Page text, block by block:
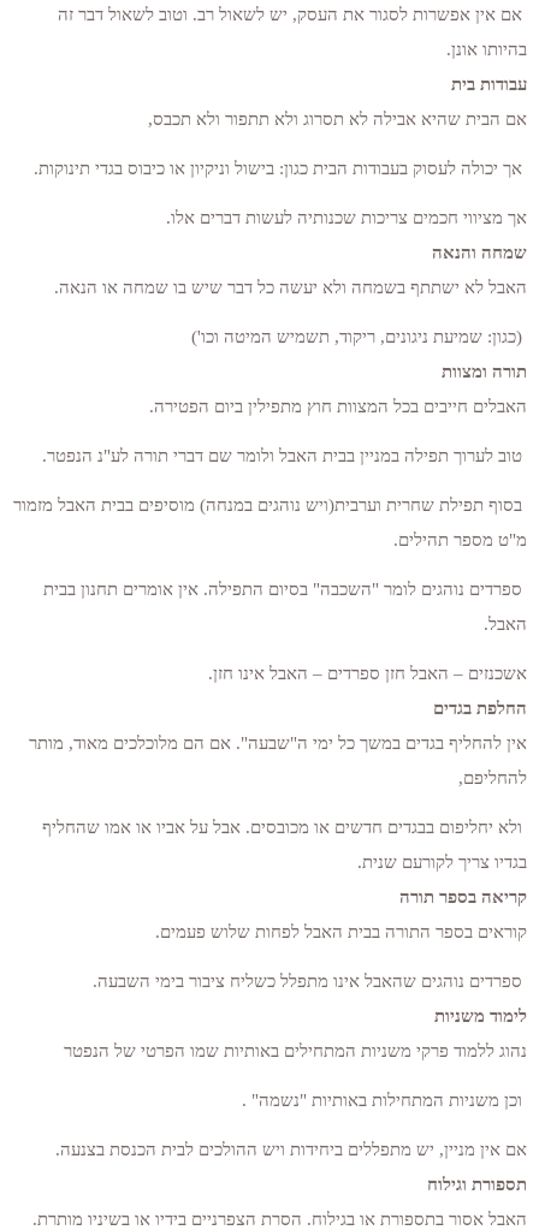
אם אין אפשרות לסגור את העסק, יש לשאול רב. וטוב לשאול דבר זה
בהיותו אונן.
עבודות בית
אם הבית שהיא אבילה לא תסרוג ולא תתפור ולא תכבס,
אך יכולה לעסוק בעבודות הבית כגון: בישול וניקיון או כיבוס בגדי תינוקות.
אך מציווי חכמים צריכות שכנותיה לעשות דברים אלו.
שמחה והנאה
האבל לא ישתתף בשמחה ולא יעשה כל דבר שיש בו שמחה או הנאה.
(כגון: שמיעת ניגונים, ריקוד, תשמיש המיטה וכו')
תורה ומצוות
האבלים חייבים בכל המצוות חוץ מתפילין ביום הפטירה.
טוב לערוך תפילה במניין בבית האבל ולומר שם דברי תורה לע"נ הנפטר.
בסוף תפילת שחרית וערבית(ויש נוהגים במנחה) מוסיפים בבית האבל מזמור
מ"ט מספר תהילים.
ספרדים נוהגים לומר "השכבה" בסיום התפילה. אין אומרים תחנון בבית
האבל.
אשכנזים – האבל חזן ספרדים – האבל אינו חזן.
החלפת בגדים
אין להחליף בגדים במשך כל ימי ה"שבעה". אם הם מלוכלכים מאוד, מותר
להחליפם,
ולא יחליפום בבגדים חדשים או מכובסים. אבל על אביו או אמו שהחליף
בגדיו צריך לקורעם שנית.
קריאה בספר תורה
קוראים בספר התורה בבית האבל לפחות שלוש פעמים.
ספרדים נוהגים שהאבל אינו מתפלל כשליח ציבור בימי השבעה.
לימוד משניות
נהוג ללמוד פרקי משניות המתחילים באותיות שמו הפרטי של הנפטר
וכן משניות המתחילות באותיות "נשמה" .
אם אין מניין, יש מתפללים ביחידות ויש ההולכים לבית הכנסת בצנעה.
תספורת וגילוח
האבל אסור בתספורת או בגילוח. הסרת הצפרניים בידיו או בשיניו מותרת.